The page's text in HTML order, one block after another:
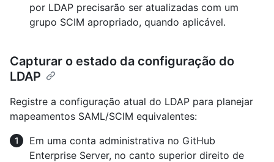
por LDAP precisarão ser atualizadas com um
grupo SCIM apropriado, quando aplicável.
Capturar o estado da configuração do
LDAP
Registre a configuração atual do LDAP para planejar
mapeamentos SAML/SCIM equivalentes:
Em uma conta administrativa no GitHub
Enterprise Server, no canto superior direito de